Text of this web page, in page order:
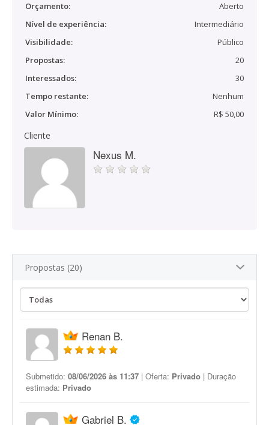
Orçamento:
Aberto
Nível de experiência:
Intermediário
Visibilidade:
Público
Propostas:
20
Interessados:
30
Tempo restante:
Nenhum
Valor Mínimo:
R$ 50,00
Cliente
Nexus M.
Propostas (20)
Renan B.
Submetido: 08/06/2026 às 11:37 | Oferta: Privado | Duração
estimada: Privado
Gabriel B.